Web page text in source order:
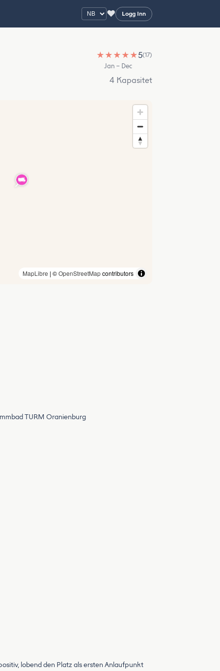
♥ Logg Inn
★ ★ ★ ★ ★5(17)
Jan – Dec
4 Kapasitet
MapLibre | ©OpenStreetMapcontributors
TURM Oranienburg
lobend den Platz als ersten Anlaufpunkt